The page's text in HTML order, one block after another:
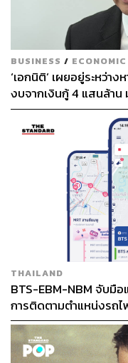
BUSINESS / ECONOMIC
‘เอกนิติ’ เผยอยู่ระหว่า
งบจากเงินกู้ 4 แสนล้าน
เฟส 2 มีเพียงพอ
THAILAND
BTS-EBM-NBM จับมื
การติดตามตำแหน่งรถไ